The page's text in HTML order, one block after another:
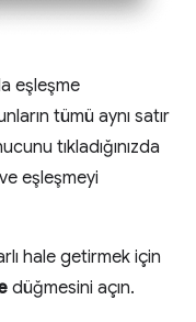
eşleşme
tümü aynı satır
tıkladığınızda
eşleşmeyi
hale getirmek için
düğmesini açın.